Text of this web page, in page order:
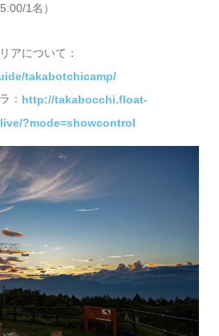
1名）
アについて：
takabotchicamp/
： http://takabocchi.float-
?mode=showcontrol